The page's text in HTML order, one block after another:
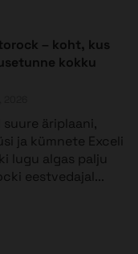
– koht, kus
kokku
äriplaani,
ja kümnete Exceli
lugu algas palju
eestvedajal...